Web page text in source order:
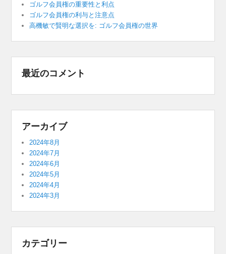
ゴルフ会員権の重要性と利点
ゴルフ会員権の利与と注意点
高機敏で賢明な選択を: ゴルフ会員権の世界
最近のコメント
アーカイブ
2024年8月
2024年7月
2024年6月
2024年5月
2024年4月
2024年3月
カテゴリー